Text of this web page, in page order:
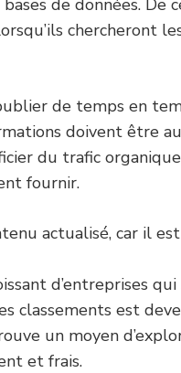
de données.
chercheront
de temps en
doivent être
du trafic
fournir.
actualisé, car il
d’entreprises
classements est
un moyen
et frais.